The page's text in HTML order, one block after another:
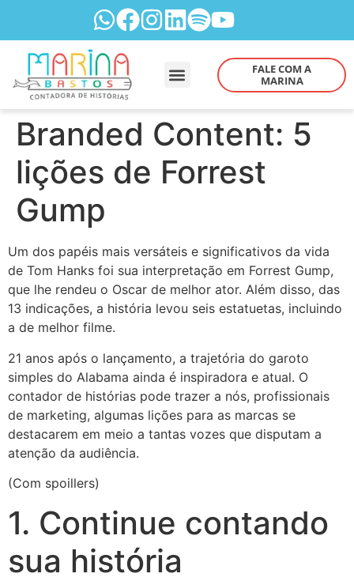
FALE COM A
MARINA
Branded Content: 5
lições de Forrest
Gump
Um dos papéis mais versáteis e significativos da vida
de Tom Hanks foi sua interpretação em Forrest Gump,
que lhe rendeu o Oscar de melhor ator. Além disso, das
13 indicações, a história levou seis estatuetas, incluindo
a de melhor filme.
21 anos após o lançamento, a trajetória do garoto
simples do Alabama ainda é inspiradora e atual. O
contador de histórias pode trazer a nós, profissionais
de marketing, algumas lições para as marcas se
destacarem em meio a tantas vozes que disputam a
atenção da audiência.
(Com spoillers)
1. Continue contando
sua história